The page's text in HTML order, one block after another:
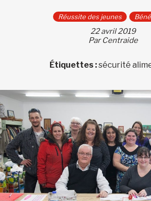
Réussite des jeunes
22 avril 2019
Par Centraide
Étiquettes :sécurité